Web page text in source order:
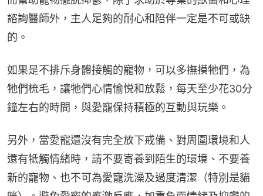
諮詢醫師外，主人足夠的耐心和陪伴一定是不可或缺
的。
如果是不排斥身體接觸的寵物，可以多撫摸牠們，為
牠們梳毛，讓牠們心情愉悦和放鬆，每天至少花30分
鐘左右的時間，與愛寵保持積極的互動與玩樂。
另外，當愛寵還沒有完全放下戒備、對周圍環境和人
還有牴觸情緒時，請不要寄養到陌生的環境、不要養
新的寵物、也不可為愛寵洗澡及過度清潔（特別是貓